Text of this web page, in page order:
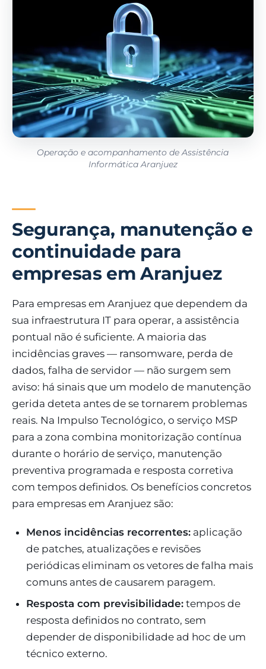
Operação e acompanhamento de Assistência
Informática Aranjuez
Segurança, manutenção e
continuidade para
empresas em Aranjuez
Para empresas em Aranjuez que dependem da
sua infraestrutura IT para operar, a assistência
pontual não é suficiente. A maioria das
incidências graves — ransomware, perda de
dados, falha de servidor — não surgem sem
aviso: há sinais que um modelo de manutenção
gerida deteta antes de se tornarem problemas
reais. Na Impulso Tecnológico, o serviço MSP
para a zona combina monitorização contínua
durante o horário de serviço, manutenção
preventiva programada e resposta corretiva
com tempos definidos. Os benefícios concretos
para empresas em Aranjuez são:
Menos incidências recorrentes: aplicação
de patches, atualizações e revisões
periódicas eliminam os vetores de falha mais
comuns antes de causarem paragem.
Resposta com previsibilidade: tempos de
resposta definidos no contrato, sem
depender de disponibilidade ad hoc de um
técnico externo.